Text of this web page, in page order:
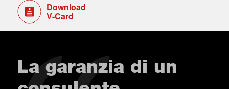
Download
V-Card
La garanzia di un